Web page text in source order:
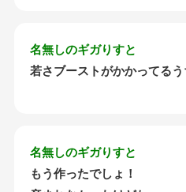
名無しのギガりすと
若さブーストがかかってる
名無しのギガりすと
もう作ったでしょ！